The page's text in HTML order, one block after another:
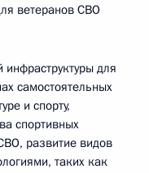
ветеранов СВО
инфраструктуры для
самостоятельных
и спорту,
спортивных
развитие видов
таких как